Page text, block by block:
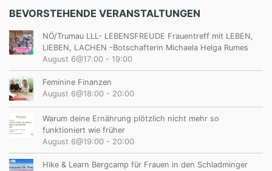
BEVORSTEHENDE VERANSTALTUNGEN
NÖ/Trumau LLL- LEBENSFREUDE Frauentreff mit LEBEN,
LIEBEN, LACHEN -Botschafterin Michaela Helga Rumes
August 6@17:00 - 19:00
Feminine Finanzen
August 6@18:00 - 20:00
Warum deine Ernährung plötzlich nicht mehr so
funktioniert wie früher
August 6@19:00 - 20:00
Hike & Learn Bergcamp für Frauen in den Schladminger